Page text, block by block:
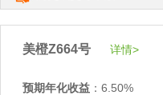
美橙Z664号 详情>
预期年化收益 ：6.50%